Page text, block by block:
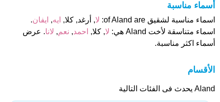
أسماء مناسبة
اسماء مناسبة لشقيق of Aland are: لا, أرغد, كلا, ايه, ايفان.
اسماء متناسقة لأخت Aland هي:
لا, كلا, احمد, نعم, لانا. عرض
أسماء اكثر مناسبة.
الأقسام
Aland يحدث فى الفئات التالية